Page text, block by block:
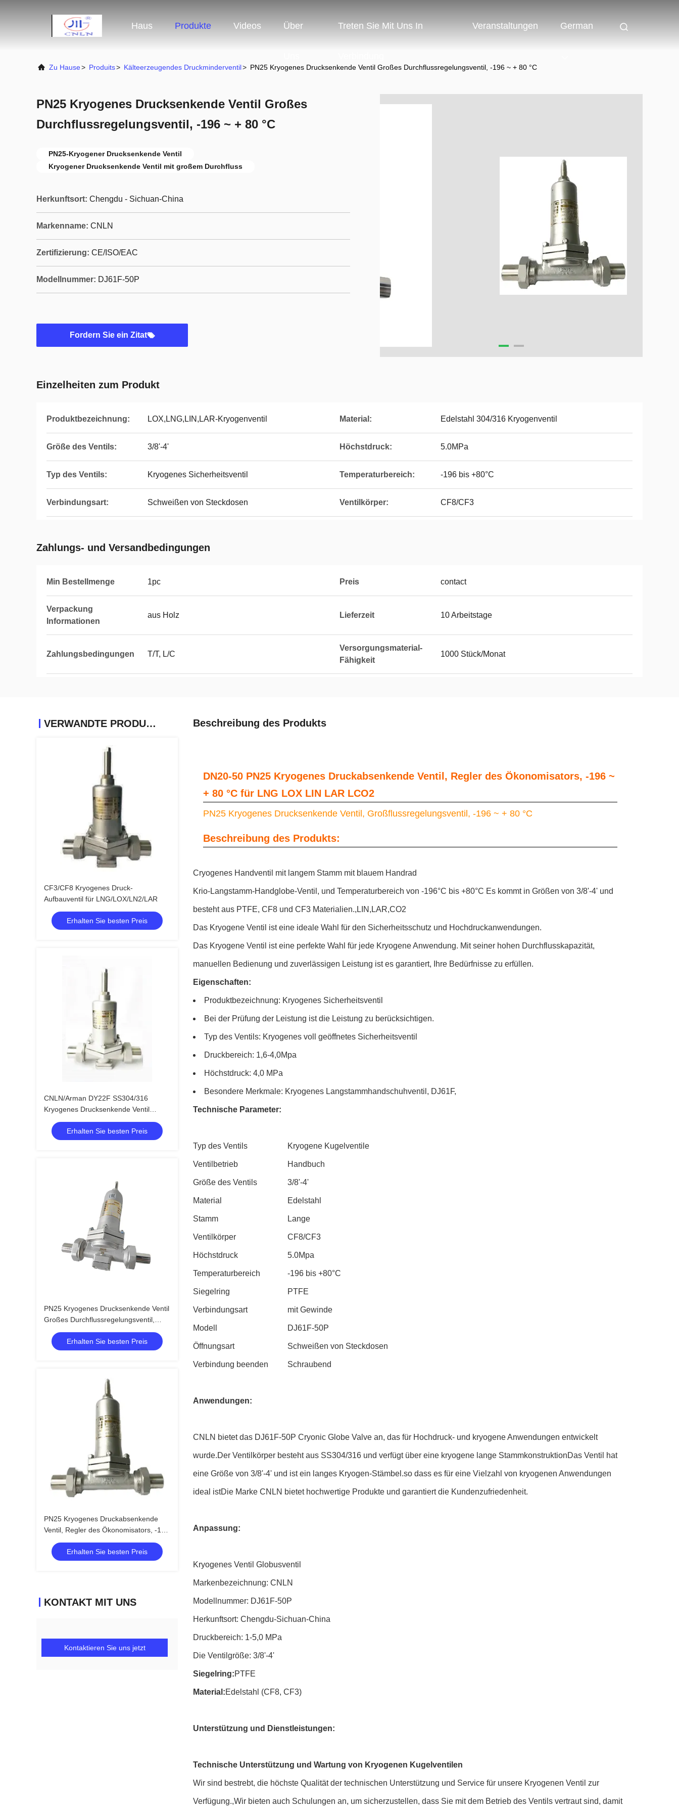
Haus Produkte Videos Über Treten Sie Mit Uns In Veranstaltungen German
Zu Hause> Produits> Kälteerzeugendes Druckminderventil> PN25 Kryogenes Drucksenkende Ventil Großes Durchflussregelungsventil, -196 ~ + 80 °C
PN25 Kryogenes Drucksenkende Ventil Großes
Durchflussregelungsventil, -196 ~ + 80 °C
PN25-Kryogener Drucksenkende Ventil
Kryogener Drucksenkende Ventil mit großem Durchfluss
Herkunftsort: Chengdu - Sichuan-China
Markenname: CNLN
Zertifizierung: CE/ISO/EAC
Modellnummer: DJ61F-50P
Fordern Sie ein Zitat
Einzelheiten zum Produkt
Produktbezeichnung: LOX,LNG,LIN,LAR-Kryogenventil Material: Edelstahl 304/316 Kryogenventil
Größe des Ventils: 3/8'-4' Höchstdruck: 5.0MPa
Typ des Ventils: Kryogenes Sicherheitsventil Temperaturbereich: -196 bis +80°C
Verbindungsart: Schweißen von Steckdosen Ventilkörper: CF8/CF3
Zahlungs- und Versandbedingungen
Min Bestellmenge 1pc Preis contact
Verpackung
Informationen
aus Holz Lieferzeit 10 Arbeitstage
Zahlungsbedingungen T/T, L/C
Versorgungsmaterial-
Fähigkeit
1000 Stück/Monat
VERWANDTE PRODUKTE
CF3/CF8 Kryogenes Druck-
Aufbauventil für LNG/LOX/LN2/LAR
Erhalten Sie besten Preis
CNLN/Arman DY22F SS304/316
Kryogenes Drucksenkende Ventil
(DN20-50mm) für LNG/LOX/LN2-
Systeme CE/ISO/EAC zertifiziert
Erhalten Sie besten Preis
PN25 Kryogenes Drucksenkende Ventil
Großes Durchflussregelungsventil,
-196 ~ + 80 °C
Erhalten Sie besten Preis
PN25 Kryogenes Druckabsenkende
Ventil, Regler des Ökonomisators, -196
~ + 80 °C für LNG LOX LIN LAR LCO2
Erhalten Sie besten Preis
KONTAKT MIT UNS
Kontaktieren Sie uns jetzt
Beschreibung des Produkts
DN20-50 PN25 Kryogenes Druckabsenkende Ventil, Regler des Ökonomisators, -196 ~
+ 80 °C für LNG LOX LIN LAR LCO2
PN25 Kryogenes Drucksenkende Ventil, Großflussregelungsventil, -196 ~ + 80 °C
Beschreibung des Produkts:
Cryogenes Handventil mit langem Stamm mit blauem Handrad
Krio-Langstamm-Handglobe-Ventil , und Temperaturbereich von -196°C bis +80°C Es kommt in Größen von 3/8'-4' und
besteht aus PTFE, CF8 und CF3 Materialien.,LIN,LAR,CO2
Das Kryogene Ventil ist eine ideale Wahl für den Sicherheitsschutz und Hochdruckanwendungen.
Das Kryogene Ventil ist eine perfekte Wahl für jede Kryogene Anwendung. Mit seiner hohen Durchflusskapazität,
manuellen Bedienung und zuverlässigen Leistung ist es garantiert, Ihre Bedürfnisse zu erfüllen.
Eigenschaften:
Produktbezeichnung: Kryogenes Sicherheitsventil
Bei der Prüfung der Leistung ist die Leistung zu berücksichtigen.
Typ des Ventils: Kryogenes voll geöffnetes Sicherheitsventil
Druckbereich: 1,6-4,0Mpa
Höchstdruck: 4,0 MPa
Besondere Merkmale: Kryogenes Langstammhandschuhventil, DJ61F,
Technische Parameter:
Typ des Ventils Kryogene Kugelventile
Ventilbetrieb Handbuch
Größe des Ventils 3/8'-4'
Material Edelstahl
Stamm Lange
Ventilkörper CF8/CF3
Höchstdruck 5.0Mpa
Temperaturbereich -196 bis +80°C
Siegelring PTFE
Verbindungsart mit Gewinde
Modell DJ61F-50P
Öffnungsart Schweißen von Steckdosen
Verbindung beenden Schraubend
Anwendungen:
CNLN bietet das DJ61F-50P Cryonic Globe Valve an, das für Hochdruck- und kryogene Anwendungen entwickelt
wurde.Der Ventilkörper besteht aus SS304/316 und verfügt über eine kryogene lange StammkonstruktionDas Ventil hat
eine Größe von 3/8'-4' und ist ein langes Kryogen-Stämbel.so dass es für eine Vielzahl von kryogenen Anwendungen
ideal istDie Marke CNLN bietet hochwertige Produkte und garantiert die Kundenzufriedenheit.
Anpassung:
Kryogenes Ventil Globusventil
Markenbezeichnung: CNLN
Modellnummer: DJ61F-50P
Herkunftsort: Chengdu-Sichuan-China
Druckbereich: 1-5,0 MPa
Die Ventilgröße: 3/8'-4'
Siegelring:PTFE
Material:Edelstahl (CF8, CF3)
Unterstützung und Dienstleistungen:
Technische Unterstützung und Wartung von Kryogenen Kugelventilen
Wir sind bestrebt, die höchste Qualität der technischen Unterstützung und Service für unsere Kryogenen Ventil zur
Verfügung.,Wir bieten auch Schulungen an, um sicherzustellen, dass Sie mit dem Betrieb des Ventils vertraut sind, damit